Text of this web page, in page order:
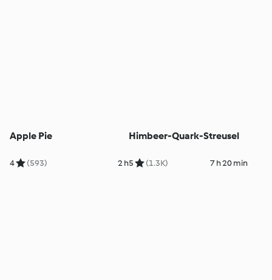
Apple Pie
4 (593) 2 h
Himbeer-Quark-Streusel
5 (1.3K) 7 h 20 min